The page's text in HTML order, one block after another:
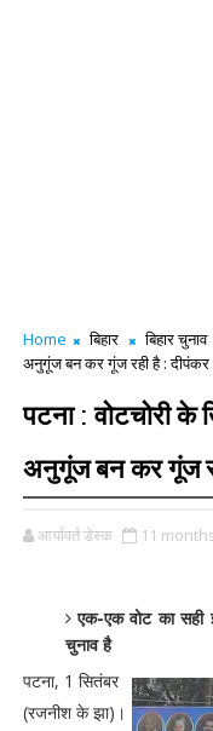
Home बिहार बिहार चुनाव
अनुगूंज बन कर गूंज रही है : दीपंकर
पटना : वोटचोरी के
अनुगूंज बन कर गूंज
आर्यावर्त डेस्क 11
एक-एक वोट का सही
चुनाव है
पटना, 1 सितंबर
(रजनीश के झा)।